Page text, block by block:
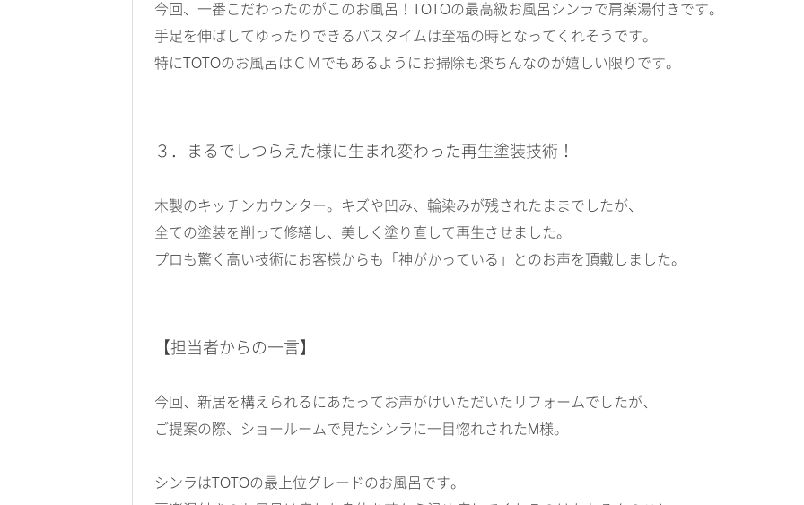
今回、一番こだわったのがこのお風呂！TOTOの最高級お風呂シンラで肩楽湯付きです。
手足を伸ばしてゆったりできるバスタイムは至福の時となってくれそうです。
特にTOTOのお風呂はＣＭでもあるようにお掃除も楽ちんなのが嬉しい限りです。
３．まるでしつらえた様に生まれ変わった再生塗装技術！
木製のキッチンカウンター。キズや凹み、輪染みが残されたままでしたが、
全ての塗装を削って修繕し、美しく塗り直して再生させました。
プロも驚く高い技術にお客様からも「神がかっている」とのお声を頂戴しました。
【担当者からの一言】
今回、新居を構えられるにあたってお声がけいただいたリフォームでしたが、
ご提案の際、ショールームで見たシンラに一目惚れされたM様。
シンラはTOTOの最上位グレードのお風呂です。